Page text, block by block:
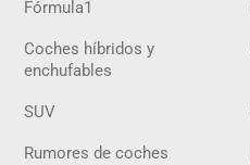
Fórmula1
Coches híbridos y
enchufables
SUV
Rumores de coches